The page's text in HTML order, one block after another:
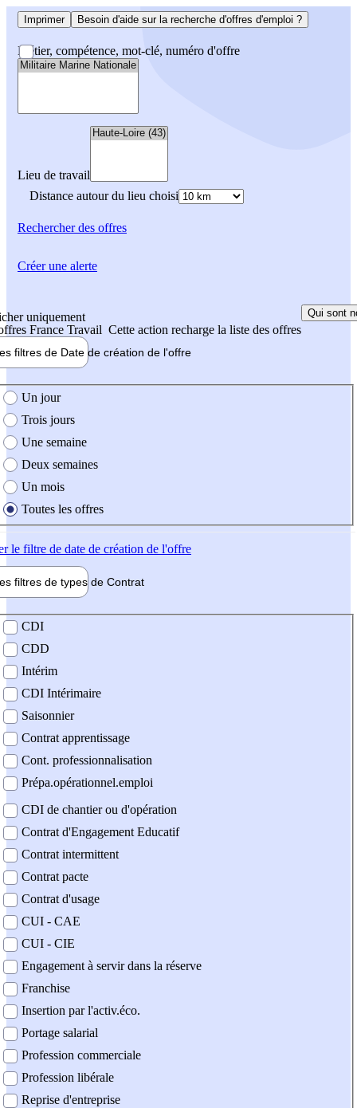
Imprimer Besoin d'aide sur la recherche d'offres d'emploi ?
Métier, compétence, mot-clé, numéro d'offre
Lieu de travail
Distance autour du lieu choisi
Rechercherdes offres
uniquement
France Travail Cette action recharge la liste des offres
Qui sont
filtres de Date de création de l'offre
création de l'offre
Un jour
Trois jours
Une semaine
Deux semaines
Un mois
Toutes les offres
le filtre de date de création de l'offre
filtres de types de Contrat
contrat
CDI
CDD
Intérim
CDI Intérimaire
Saisonnier
Contrat apprentissage
Cont. professionnalisation
Prépa.opérationnel.emploi
CDI de chantier ou d'opération
Contrat d'Engagement Educatif
Contrat intermittent
Contrat pacte
Contrat d'usage
CUI - CAE
CUI - CIE
Engagement à servir dans la réserve
Franchise
Insertion par l'activ.éco.
Portage salarial
Profession commerciale
Profession libérale
Reprise d'entreprise
Créer une alerte